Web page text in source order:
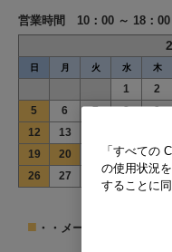
営業時間 10：00 ～ 18：00
日 月 火 水 木
1 2
5
6 7 8 9
12
13
19
20 22 23
26
27 29 30
■ ・・メール・チャット
「すべての
の使用状況
することに